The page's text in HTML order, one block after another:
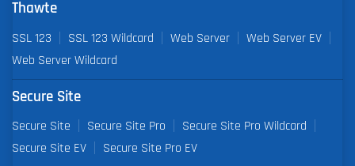
Thawte
SSL 123 SSL 123 Wildcard Web Server
Web Server EV
Web Server Wildcard
Secure Site
Secure Site Secure Site Pro
Secure Site Pro Wildcard
Secure Site EV
Secure Site Pro EV